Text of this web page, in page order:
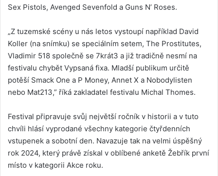
Sex Pistols, Avenged Sevenfold a Guns N’ Roses.
„Z tuzemské scény u nás letos vystoupí například David
Koller (na snímku) se speciálním setem, The Prostitutes,
Vladimir 518 společně se 7krát3 a již tradičně nesmí na
festivalu chybět Vypsaná fixa. Mladší publikum určitě
potěší Smack One a P Money, Annet X a Nobodylisten
nebo Mat213,” říká zakladatel festivalu Michal Thomes.
Festival připravuje svůj největší ročník v historii a v tuto
chvíli hlásí vyprodané všechny kategorie čtyřdenních
vstupenek a sobotní den. Navazuje tak na velmi úspěšný
rok 2024, který právě získal v oblíbené anketě Žebřík první
místo v kategorii Akce roku.